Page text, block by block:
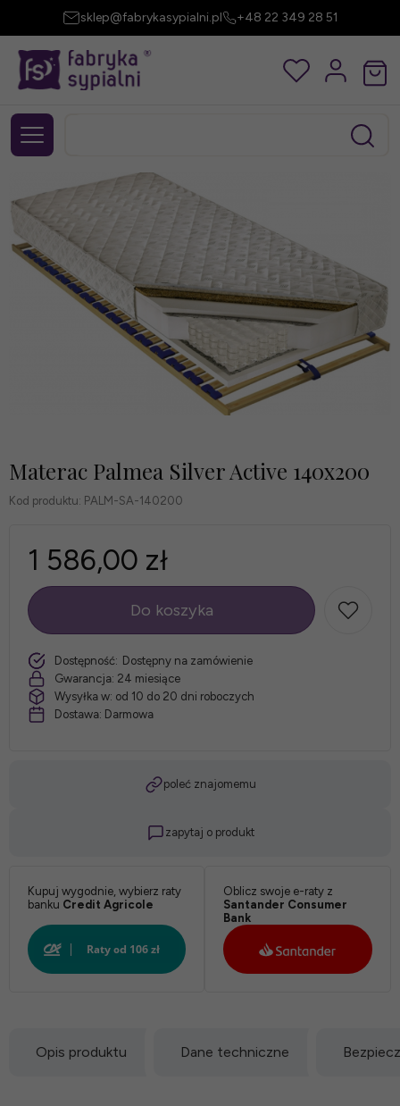
sklep@fabrykasypialni.pl +48 22 349 28 51
Materac Palmea Silver Active 140x200
Kod produktu: PALM-SA-140200
1 586,00 zł
szt.
Do koszyka
Dostępność: Dostępny na zamówienie
Gwarancja: 24 miesiące
Wysyłka w: od 10 do 20 dni roboczych
Dostawa: Darmowa
poleć znajomemu
zapytaj o produkt
Kupuj wygodnie, wybierz raty
banku Credit Agricole
Oblicz swoje e-raty z
Santander Consumer
Bank
Opis produktu Dane techniczne